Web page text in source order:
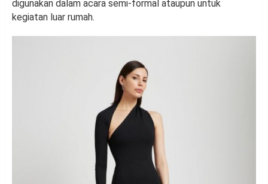
digunakan dalam acara semi-formal ataupun untuk
kegiatan luar rumah.